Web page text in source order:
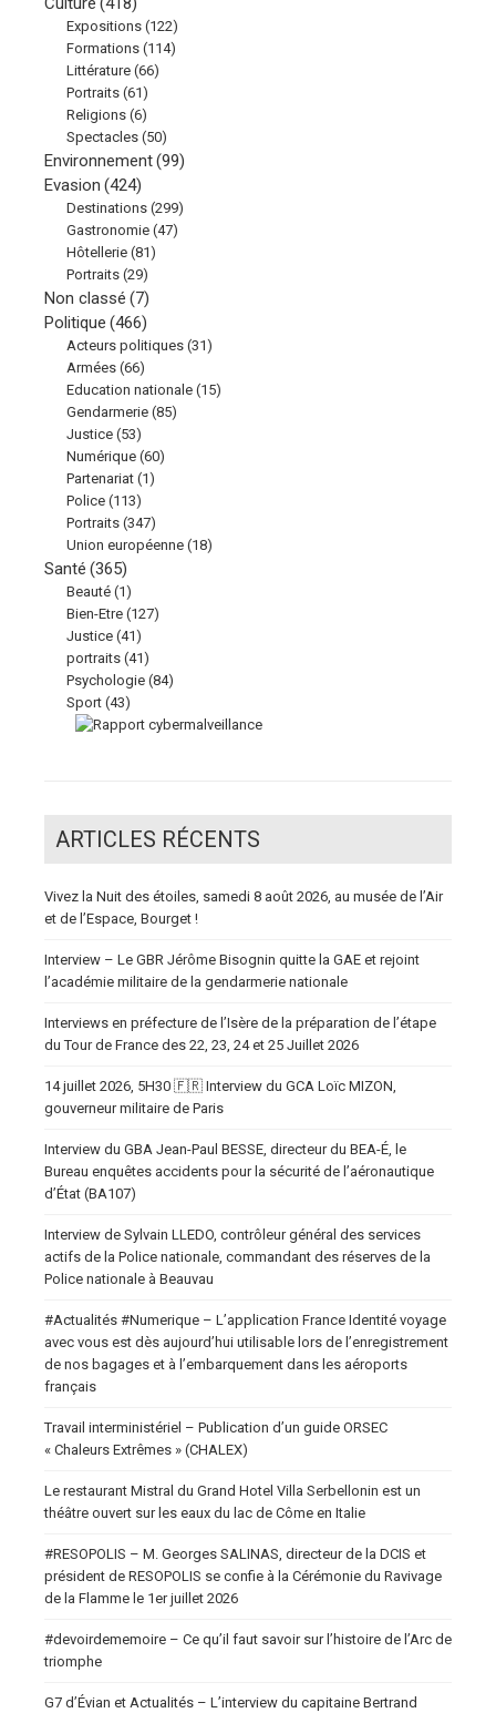
Expositions (122)
Formations (114)
Littérature (66)
Portraits (61)
Religions (6)
Spectacles (50)
Environnement(99)
Evasion (424)
Destinations (299)
Gastronomie (47)
Hôtellerie (81)
Portraits (29)
Non classé (7)
Politique (466)
Acteurs politiques (31)
Armées (66)
Education nationale (15)
Gendarmerie (85)
Justice (53)
Numérique (60)
Partenariat (1)
Police (113)
Portraits (347)
Union européenne (18)
Santé (365)
Beauté (1)
Bien-Etre (127)
Justice (41)
portraits (41)
Psychologie (84)
Sport (43)
ARTICLES RÉCENTS
Vivez la Nuit des étoiles, samedi 8 août 2026, au musée de l’Air
et de l’Espace, Bourget !
Interview – Le GBR Jérôme Bisognin quitte la GAE et rejoint
l’académie militaire de la gendarmerie nationale
Interviews en préfecture de l’Isère de la préparation de l’étape
du Tour de France des 22, 23, 24 et 25 Juillet 2026
14 juillet 2026, 5H30 🇫🇷 Interview du GCA Loïc MIZON,
gouverneur militaire de Paris
Interview du GBA Jean-Paul BESSE, directeur du BEA-É, le
Bureau enquêtes accidents pour la sécurité de l’aéronautique
d’État (BA107)
Interview de Sylvain LLEDO, contrôleur général des services
actifs de la Police nationale, commandant des réserves de la
Police nationale à Beauvau
#Actualités #Numerique – L’application France Identité voyage
avec vous est dès aujourd’hui utilisable lors de l’enregistrement
de nos bagages et à l’embarquement dans les aéroports
français
Travail interministériel – Publication d’un guide ORSEC
« Chaleurs Extrêmes » (CHALEX)
Le restaurant Mistral du Grand Hotel Villa Serbellonin est un
théâtre ouvert sur les eaux du lac de Côme en Italie
#RESOPOLIS – M. Georges SALINAS, directeur de la DCIS et
président de RESOPOLIS se confie à la Cérémonie du Ravivage
de la Flamme le 1er juillet 2026
#devoirdememoire – Ce qu’il faut savoir sur l’histoire de l’Arc de
triomphe
G7 d’Évian et Actualités – L’interview du capitaine Bertrand